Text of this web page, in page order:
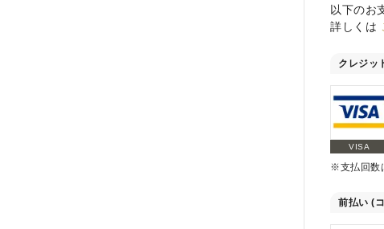
以下のお
詳しくは
クレジッ
VISA
※支払回数
前払い (